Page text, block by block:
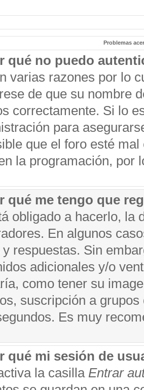
Problemas
qué no puedo
varias razones por lo
de que su nombre
correctamente. Si lo
para
que el foro esté
la programación, por
qué me tengo que
obligado a hacerlo, la
En algunos
respuestas. Sin
adicionales y/o
como tener su
suscripción a
Es muy
qué mi sesión de
la casilla Entrar